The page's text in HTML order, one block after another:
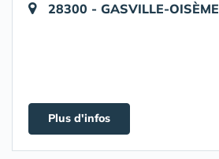
28300 - GASVILLE-OISÈME
Plus d'infos